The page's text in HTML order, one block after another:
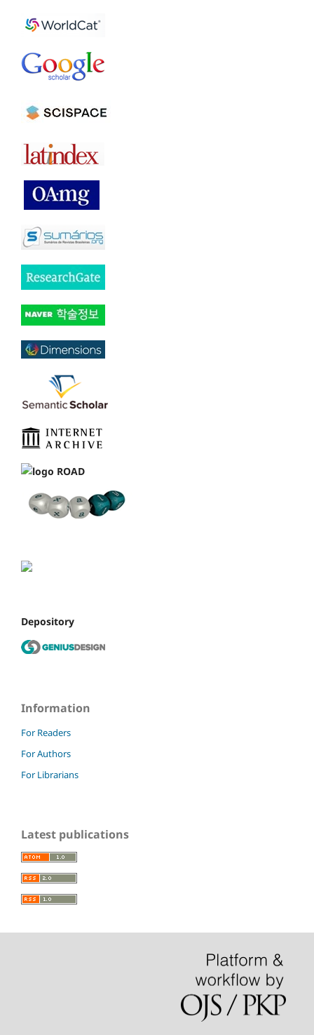
Depository
Information
For Readers
For Authors
For Librarians
Latest publications